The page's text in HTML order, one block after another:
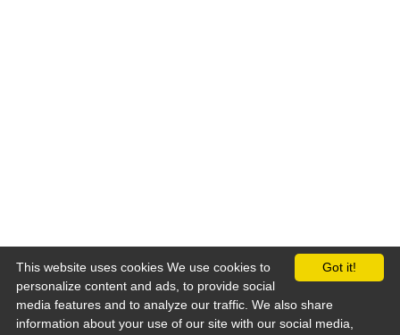
Load More...
Got it!
This website uses cookies We use cookies to
personalize content and ads, to provide social
media features and to analyze our traffic. We also share
information about your use of our site with our social media,